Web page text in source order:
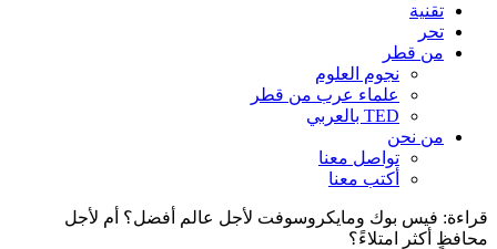
تقنية
تحر
من قطر
نجوم العلوم
علماء عرب من قطر
TED بالعربي
من نحن
تواصل معنا
أكتب معنا
قراءة: فيس بوك ومايكروسوفت لأجل عالم أفضل؟ أم لأجل
محافظٍ أكثر امتلاءً؟